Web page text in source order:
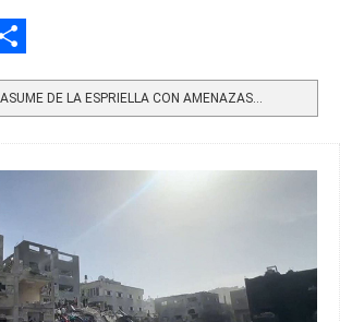
DE LA ESPRIELLA CON AMENAZAS...